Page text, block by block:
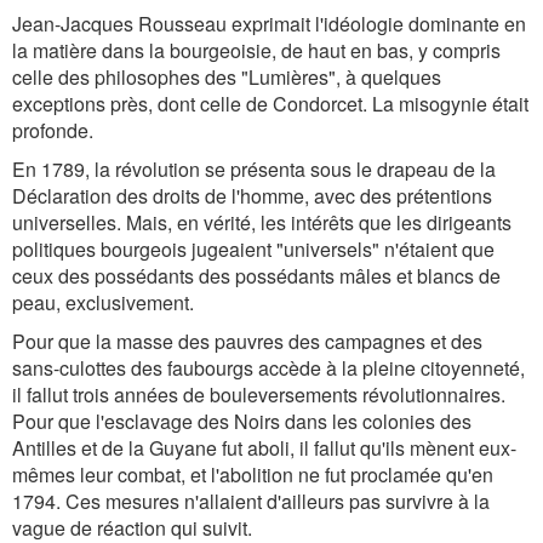
Jean-Jacques Rousseau exprimait l'idéologie dominante en
la matière dans la bourgeoisie, de haut en bas, y compris
celle des philosophes des "Lumières", à quelques
exceptions près, dont celle de Condorcet. La misogynie était
profonde.
En 1789, la révolution se présenta sous le drapeau de la
Déclaration des droits de l'homme, avec des prétentions
universelles. Mais, en vérité, les intérêts que les dirigeants
politiques bourgeois jugeaient "universels" n'étaient que
ceux des possédants des possédants mâles et blancs de
peau, exclusivement.
Pour que la masse des pauvres des campagnes et des
sans-culottes des faubourgs accède à la pleine citoyenneté,
il fallut trois années de bouleversements révolutionnaires.
Pour que l'esclavage des Noirs dans les colonies des
Antilles et de la Guyane fut aboli, il fallut qu'ils mènent eux-
mêmes leur combat, et l'abolition ne fut proclamée qu'en
1794. Ces mesures n'allaient d'ailleurs pas survivre à la
vague de réaction qui suivit.